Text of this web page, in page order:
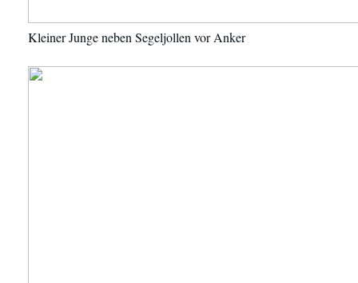
Kleiner Junge neben Segeljollen vor Anker